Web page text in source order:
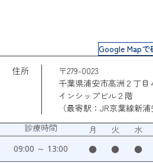
Google Mapで
住所
〒279-0023
千葉県浦安市高洲２丁目
インシップビル２階
（最寄駅：JR京葉線新浦
診療時間
月 火 水
09:00 ～ 13:00 ● ● ●